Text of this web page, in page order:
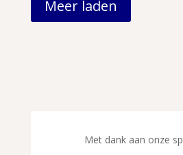
Meer laden
Met dank aan onze